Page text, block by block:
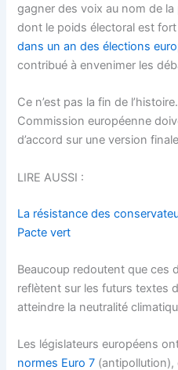
gagner des voix au nom de
dont le poids électoral est fort
dans un an des élections
contribué à envenimer les
Ce n’est pas la fin de
Commission européenne
d’accord sur une version
LIRE AUSSI :
La résistance des
Pacte vert
Beaucoup redoutent que ces
reflètent sur les futurs textes
atteindre la neutralité
Les législateurs européens
normes Euro 7 (antipollution),